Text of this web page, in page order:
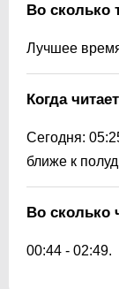
Во сколько
Лучшее
Когда
Сегодня:
ближе к
Во сколько
00:44 - 02:49.